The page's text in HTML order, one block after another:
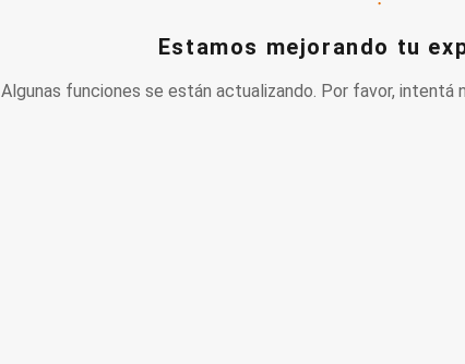
Estamos mejorando tu
Algunas funciones se están actualizando. Por favor, intentá